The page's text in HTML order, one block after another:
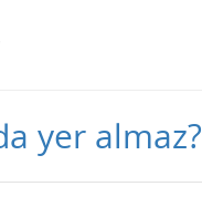
yer almaz?